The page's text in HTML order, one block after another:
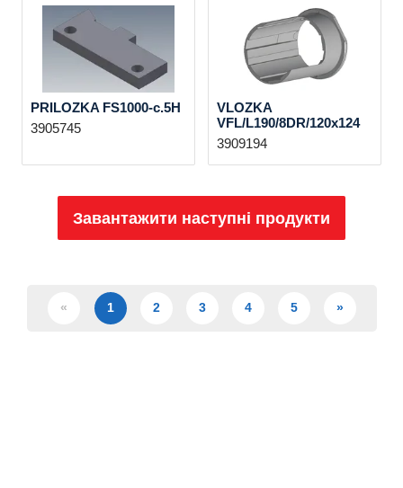
PRILOZKA FS1000-c.5H
3905745
VLOZKA
VFL/L190/8DR/120x124
3909194
Завантажити наступні продукти
« 1 2 3 4 5 »